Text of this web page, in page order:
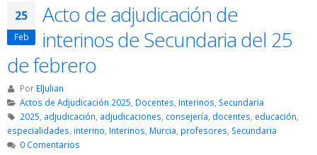
25
Feb
Acto de adjudicación de
interinos de Secundaria del 25
de febrero
Por ElJulian
Actos de Adjudicación 2025 Docentes Interinos Secundaria
2025, adjudicación, adjudicaciones, consejería, docentes, educación,
especialidades, interino, Interinos, Murcia, profesores, Secundaria
0 Comentarios